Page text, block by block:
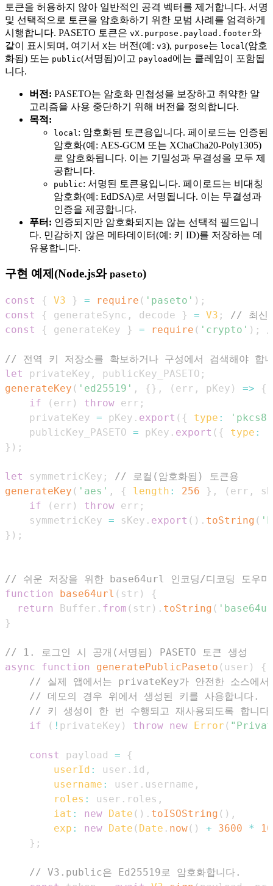
토큰을 허용하지 않아 일반적인 공격 벡터를 제거합니다. 서명
및 선택적으로 토큰을 암호화하기 위한 모범 사례를 엄격하게
시행합니다. PASETO 토큰은 vX.purpose.payload.footer와
같이 표시되며, 여기서 X는 버전(예: v3), purpose는 local (암호
화됨) 또는 public(서명됨)이고 payload 에는 클레임이 포함됩
니다.
버전: PASETO는 암호화 민첩성을 보장하고 취약한 알
고리즘을 사용 중단하기 위해 버전을 정의합니다.
목적:
local : 암호화된 토큰용입니다. 페이로드는 인증된
암호화(예: AES-GCM 또는 XChaCha20-Poly1305)
로 암호화됩니다. 이는 기밀성과 무결성을 모두 제
공합니다.
public: 서명된 토큰용입니다. 페이로드는 비대칭
암호화(예: EdDSA)로 서명됩니다. 이는 무결성과
인증을 제공합니다.
푸터: 인증되지만 암호화되지는 않는 선택적 필드입니
다. 민감하지 않은 메타데이터(예: 키 ID)를 저장하는 데
유용합니다.
구현 예제(Node.js와 paseto)
const { V3 } = require ( 'paseto' ) ;
const
{ generateSync , decode } = V3 ;
// 최신
const
{ generateKey } = require ( 'crypto' ) ;
// 전역 키 저장소를 확보하거나 구성에서 검색해야 합
let
privateKey , publicKey_PASETO ;
generateKey ( 'ed25519' , { } , ( err , pKey ) =>
{
if
( err ) throw err ;
    privateKey
= pKey . export ( { type :
'pkcs8'
    publicKey_PASETO
= pKey . export ( { type :
} ) ;
let symmetricKey ;
// 로컬(암호화됨) 토큰용
generateKey ( 'aes' , { length : 256 } , ( err ,
if
( err ) throw err ;
    symmetricKey
= sKey . export ( ) . toString (
} ) ;
// 쉬운 저장을 위한 base64url 인코딩/디코딩 도우미
function
base64url ( str )
{
return
Buffer . from ( str ) . toString (
}
// 1. 로그인 시 공개(서명됨) PASETO 토큰 생성
async
function generatePublicPaseto ( user )
{
// 실제 앱에서는 privateKey가 안전한 소스에서
// 데모의 경우 위에서 생성된 키를 사용합니다.
// 키 생성이 한 번 수행되고 재사용되도록 합니
if
( ! privateKey ) throw new Error (
const payload =
{
userId : user . id ,
username : user . username ,
roles : user . roles ,
iat : new Date ( ) . toISOString ( ) ,
exp : new Date ( Date . now( ) + 3600 *
} ;
// V3.public은 Ed25519로 암호화합니다.